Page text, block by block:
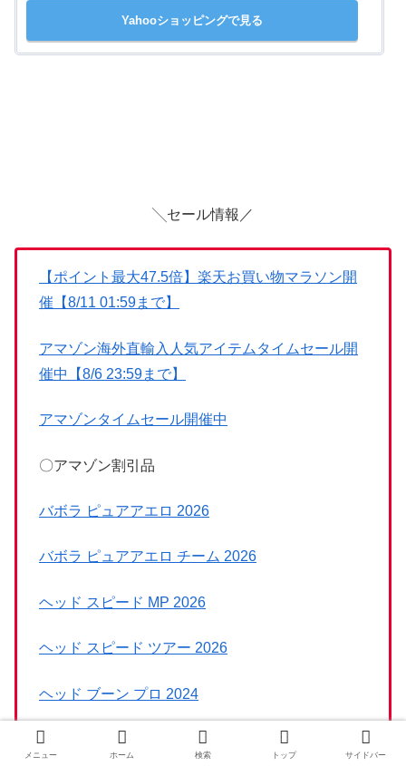
Yahooショッピングで見る
╲セール情報／
【ポイント最大47.5倍】楽天お買い物マラソン開
催【8/11 01:59まで】
アマゾン海外直輸入人気アイテムタイムセール開
催中【8/6 23:59まで】
アマゾンタイムセール開催中
〇アマゾン割引品
バボラ ピュアアエロ 2026
バボラ ピュアアエロ チーム 2026
ヘッド スピード MP 2026
ヘッド スピード ツアー 2026
ヘッド ブーン プロ 2024
ヘッド エクストリーム MP 2024
メニュー ホーム 検索 トップ サイドバー